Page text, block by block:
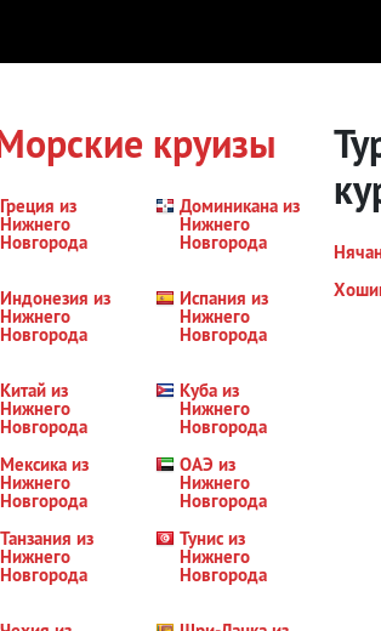
круизы
Греция из
Нижнего
Новгорода
Доминикана из
Нижнего
Новгорода
Индонезия из
Нижнего
Новгорода
Испания из
Нижнего
Новгорода
Китай из
Нижнего
Новгорода
Куба из
Нижнего
Новгорода
Мексика из
Нижнего
Новгорода
ОАЭ из
Нижнего
Новгорода
Танзания из
Нижнего
Новгорода
Тунис из
Нижнего
Новгорода